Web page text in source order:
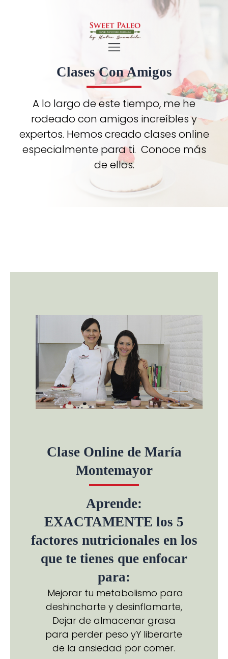
Clases Con Amigos
A lo largo de este tiempo, me he
rodeado con amigos increíbles y
expertos. Hemos creado clases online
especialmente para ti. Conoce más
de ellos.
Clase Online de María
Montemayor
Aprende:
EXACTAMENTE los 5
factores nutricionales en los
que te tienes que enfocar
para:
Mejorar tu metabolismo para
deshincharte y desinflamarte,​
Dejar de almacenar grasa
para perder peso yY liberarte
de la ansiedad por comer.